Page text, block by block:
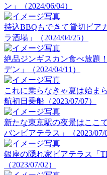
ン」（2024/06/04）
持込BBQもできて貸切ビア
ラ酒場」（2024/04/25）
絶品ジンギスカン食べ放題
デン」（2024/04/11）
これに乗らなきゃ夏は始ま
航初日乗船（2023/07/07）
新たな東京駅の夜景はここ
バンビアテラス」（2023/07/
銀座の隠れ家ビアテラス「
（2023/07/02）